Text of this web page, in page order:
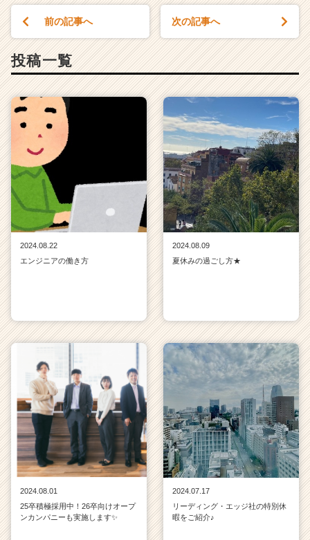
前の記事へ 次の記事へ
投稿一覧
2024.08.22
エンジニアの働き方
2024.08.09
夏休みの過ごし方★
2024.08.01
25卒積極採用中！26卒向けオープ
ンカンパニーも実施します✨
2024.07.17
リーディング・エッジ社の特別休
暇をご紹介♪